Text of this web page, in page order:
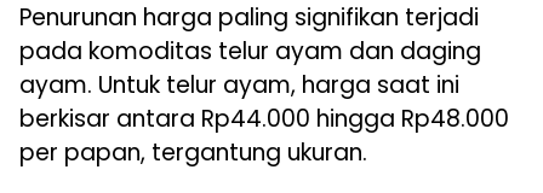
Penurunan harga paling signifikan terjadi
pada komoditas telur ayam dan daging
ayam. Untuk telur ayam, harga saat ini
berkisar antara Rp44.000 hingga Rp48.000
per papan, tergantung ukuran.